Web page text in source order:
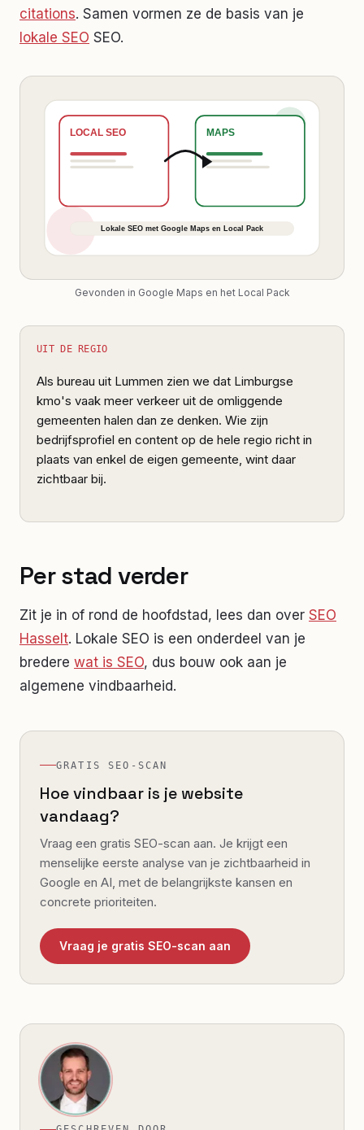
citations. Samen vormen ze de basis van je
lokale SEO SEO.
Gevonden in Google Maps en het Local Pack
UIT DE REGIO
Als bureau uit Lummen zien we dat Limburgse
kmo's vaak meer verkeer uit de omliggende
gemeenten halen dan ze denken. Wie zijn
bedrijfsprofiel en content op de hele regio richt in
plaats van enkel de eigen gemeente, wint daar
zichtbaar bij.
Per stad verder
Zit je in of rond de hoofdstad, lees dan over SEO
Hasselt. Lokale SEO is een onderdeel van je
bredere wat is SEO, dus bouw ook aan je
algemene vindbaarheid.
GRATIS SEO-SCAN
Hoe vindbaar is je website
vandaag?
Vraag een gratis SEO-scan aan. Je krijgt een
menselijke eerste analyse van je zichtbaarheid in
Google en AI, met de belangrijkste kansen en
concrete prioriteiten.
Vraag je gratis SEO-scan aan